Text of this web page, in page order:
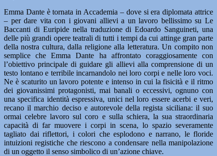
Emma Dante è tornata in Accademia – dove si era diplomata attrice
– per dare vita con i giovani allievi a un lavoro bellissimo su Le
Baccanti di Euripide nella traduzione di Edoardo Sanguineti, una
delle più grandi opere teatrali di tutti i tempi da cui attinge gran parte
della nostra cultura, dalla religione alla letteratura. Un compito non
semplice che Emma Dante ha affrontato coraggiosamente con
l’obiettivo principale di guidare gli allievi alla comprensione di un
testo lontano e terribile incarnandolo nei loro corpi e nelle loro voci.
Ne è scaturito un lavoro potente e intenso in cui la fisicità e il ritmo
dei giovanissimi protagonisti, mai banali o eccessivi, ognuno con
una specifica identità espressiva, unici nel loro essere acerbi e veri,
recano il marchio deciso e autorevole della regista siciliana: il suo
ormai celebre lavoro sul coro e sulla schiera, la sua straordinaria
capacità di far muovere i corpi in scena, lo spazio severamente
tagliato dai riflettori, i colori che esplodono e narrano, le floride
intuizioni registiche che riescono a condensare nella manipolazione
di un oggetto il senso simbolico di un’azione chiave.